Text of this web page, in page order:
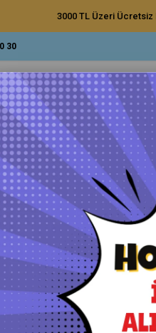
3000 TL Üzeri
30
İç Bakım Ürünleri
Flexipads Bordo Pasta Süngeri 180